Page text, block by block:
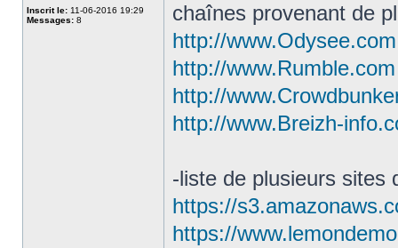
Inscrit le: 11-06-2016 19:29
Messages: 8
chaînes provenant de
http://www.Odysee.com
http://www.Rumble.com
http://
http://www.Breizh-
-liste de plusieurs sites
https://
https://